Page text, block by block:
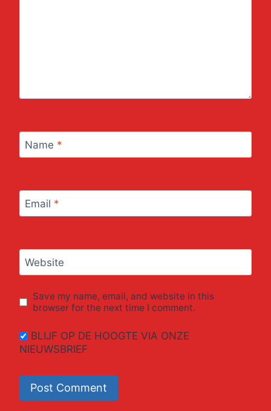
Name *
Email *
Website
Save my name, email, and website in this
browser for the next time I comment.
BLIJF OP DE HOOGTE VIA ONZE
NIEUWSBRIEF